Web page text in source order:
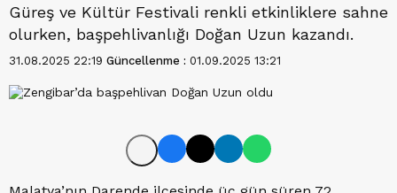
Güreş ve Kültür Festivali renkli etkinliklere sahne
olurken, başpehlivanlığı Doğan Uzun kazandı.
31.08.2025 22:19 Güncellenme : 01.09.2025 13:21